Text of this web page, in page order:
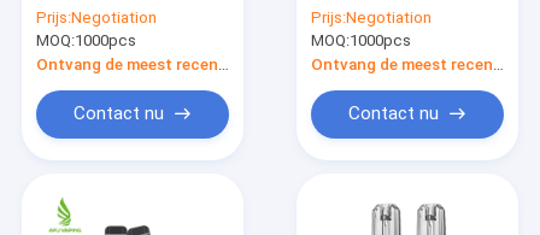
Prijs:Negotiation
MOQ:1000pcs
Contact nu
voor
Prijs:Negotiation
MOQ:1000pcs
Contact nu